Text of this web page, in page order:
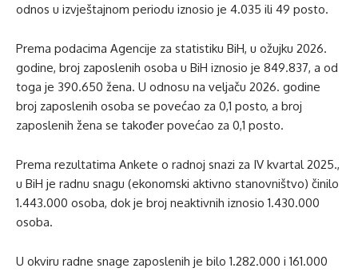
odnos u izvještajnom periodu iznosio je 4.035 ili 49 posto.
Prema podacima Agencije za statistiku BiH, u ožujku 2026.
godine, broj zaposlenih osoba u BiH iznosio je 849.837, a od
toga je 390.650 žena. U odnosu na veljaču 2026. godine
broj zaposlenih osoba se povećao za 0,1 posto, a broj
zaposlenih žena se također povećao za 0,1 posto.
Prema rezultatima Ankete o radnoj snazi za IV kvartal 2025.,
u BiH je radnu snagu (ekonomski aktivno stanovništvo) činilo
1.443.000 osoba, dok je broj neaktivnih iznosio 1.430.000
osoba.
U okviru radne snage zaposlenih je bilo 1.282.000 i 161.000